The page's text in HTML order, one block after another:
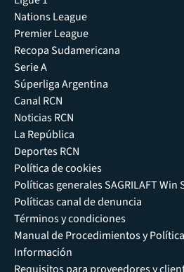
Nations League
Premier League
Recopa Sudamericana
Serie A
Súperliga Argentina
Canal RCN
Noticias RCN
La República
Deportes RCN
Política de cookies
Políticas generales SAGRILAFT Win
Políticas canal de denuncia
Términos y condiciones
Manual de Procedimientos y
Información